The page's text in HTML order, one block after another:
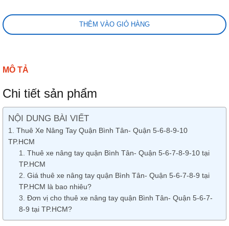
THÊM VÀO GIỎ HÀNG
MÔ TẢ
Chi tiết sản phẩm
NỘI DUNG BÀI VIẾT
Thuê Xe Nâng Tay Quận Bình Tân- Quận 5-6-8-9-10
TP.HCM
Thuê xe nâng tay quận Bình Tân- Quận 5-6-7-8-9-10 tại
TP.HCM
Giá thuê xe nâng tay quận Bình Tân- Quận 5-6-7-8-9 tại
TP.HCM là bao nhiêu?
Đơn vị cho thuê xe nâng tay quận Bình Tân- Quận 5-6-7-
8-9 tại TP.HCM?